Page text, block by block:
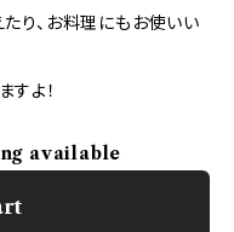
り、お料理にもお使いい
よ！
available